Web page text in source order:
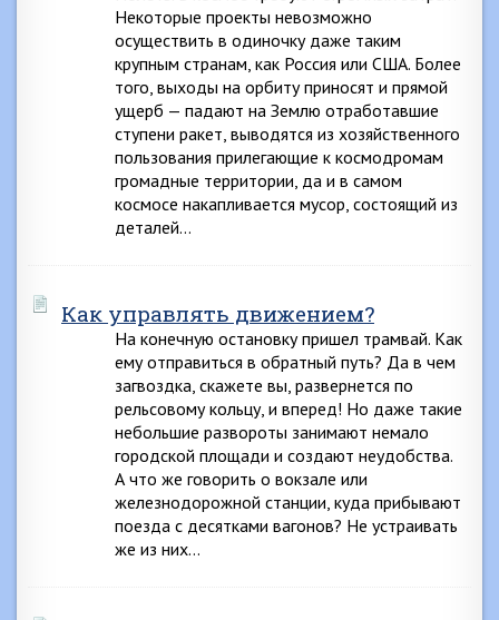
Некоторые проекты невозможно
осуществить в одиночку даже таким
крупным странам, как Россия или США. Более
того, выходы на орбиту приносят и прямой
ущерб — падают на Землю отработавшие
ступени ракет, выводятся из хозяйственного
пользования прилегающие к космодромам
громадные территории, да и в самом
космосе накапливается мусор, состоящий из
деталей…
Как управлять движением?
На конечную остановку пришел трамвай. Как
ему отправиться в обратный путь? Да в чем
загвоздка, скажете вы, развернется по
рельсовому кольцу, и вперед! Но даже такие
небольшие развороты занимают немало
городской площади и создают неудобства.
А что же говорить о вокзале или
железнодорожной станции, куда прибывают
поезда с десятками вагонов? Не устраивать
же из них…